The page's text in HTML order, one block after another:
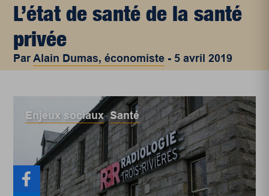
L’état de santé de la santé
privée
ParAlain Dumas, économiste - 5 avril 2019
Enjeux sociaux,Santé